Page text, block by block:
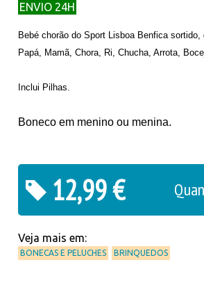
ENVIO 24H
Bebé chorão do Sport Lisboa Benfica
Papá, Mamã, Chora, Ri, Chucha, Arrota,
Inclui Pilhas.
Boneco em menino ou menina.
12,99 €
Veja mais em:
BONECAS E PELUCHES BRINQUEDOS